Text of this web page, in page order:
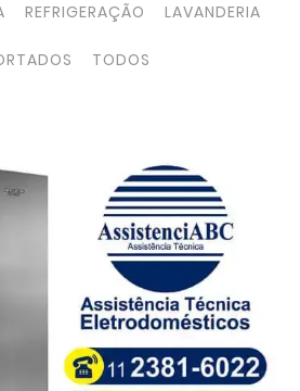
REFRIGERAÇÃO LAVANDERIA
TODOS